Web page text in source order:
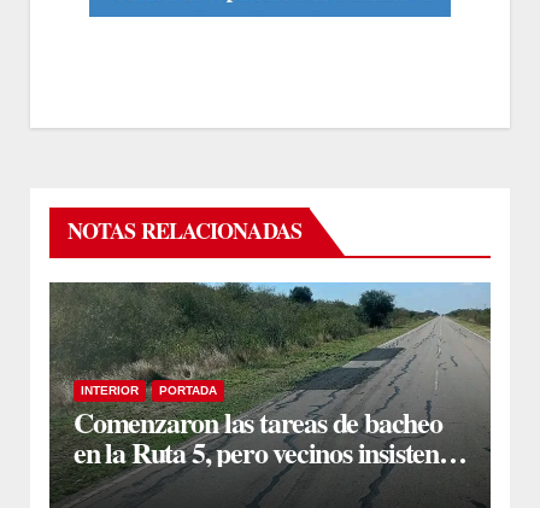
NOTAS RELACIONADAS
INTERIOR PORTADA
Comenzaron las tareas de bacheo
en la Ruta 5, pero vecinos insisten
en un reclamo integral